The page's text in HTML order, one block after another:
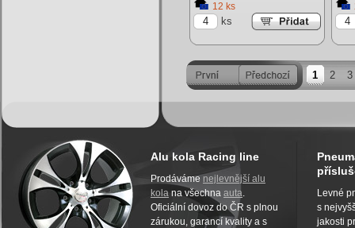
12 ks
ks
1 2 3
Alu kola Racing line
Prodáváme nejlevnější alu
kola na všechna auta.
Oficiální dovoz do ČR s plnou
zárukou, garancí kvality a s
Levné
s
jakosti